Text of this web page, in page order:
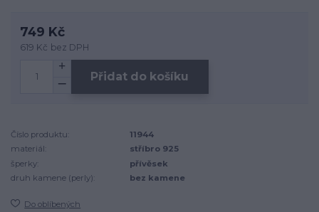
749 Kč
619 Kč bez DPH
Přidat do košíku
Číslo produktu:
11944
materiál:
stříbro 925
šperky:
přívěsek
druh kamene (perly):
bez kamene
Do oblíbených